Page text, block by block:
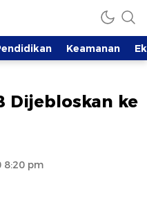
Keamanan
Dijebloskan ke
8:20 pm